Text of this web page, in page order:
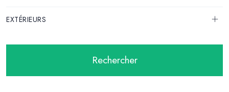
EXTÉRIEURS